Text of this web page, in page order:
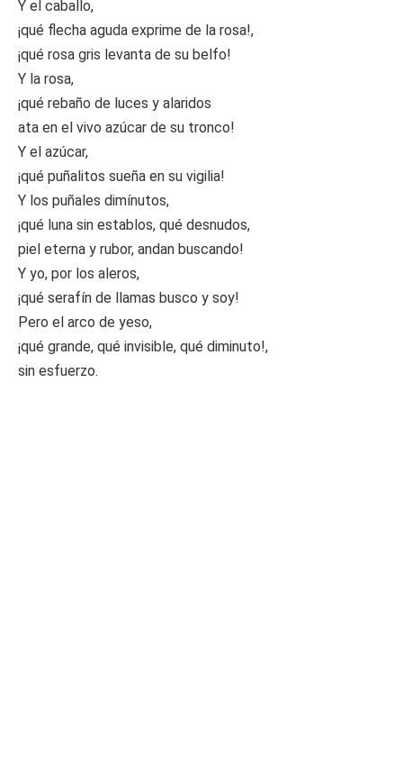
Y el caballo,
¡qué flecha aguda exprime de la rosa!,
¡qué rosa gris levanta de su belfo!
Y la rosa,
¡qué rebaño de luces y alaridos
ata en el vivo azúcar de su tronco!
Y el azúcar,
¡qué puñalitos sueña en su vigilia!
Y los puñales dimínutos,
¡qué luna sin establos, qué desnudos,
piel eterna y rubor, andan buscando!
Y yo, por los aleros,
¡qué serafín de llamas busco y soy!
Pero el arco de yeso,
¡qué grande, qué invisible, qué diminuto!,
sin esfuerzo.